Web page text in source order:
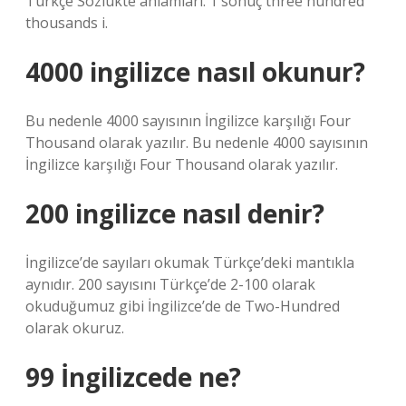
thousands i.
4000 ingilizce nasıl okunur?
Bu nedenle 4000 sayısının İngilizce karşılığı Four
Thousand olarak yazılır. Bu nedenle 4000 sayısının
İngilizce karşılığı Four Thousand olarak yazılır.
200 ingilizce nasıl denir?
İngilizce’de sayıları okumak Türkçe’deki mantıkla
aynıdır. 200 sayısını Türkçe’de 2-100 olarak
okuduğumuz gibi İngilizce’de de Two-Hundred
olarak okuruz.
99 İngilizcede ne?